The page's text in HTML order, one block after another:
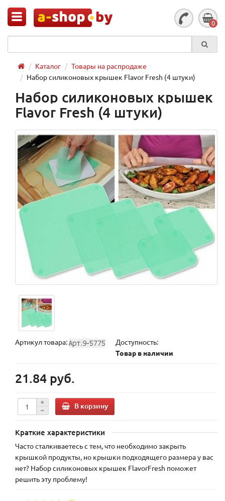
0
Каталог
Товары на распродаже
Набор силиконовых крышек Flavor Fresh (4 штуки)
Набор силиконовых крышек
Flavor Fresh (4 штуки)
Артикул товара:
Доступность:
Товар в наличии
21.84 руб.
В корзину
Краткие характеристики
Часто сталкиваетесь с тем, что необходимо закрыть
крышкой продукты, но крышки подходящего размера у вас
нет? Набор силиконовых крышек FlavorFresh поможет
решить эту проблему!